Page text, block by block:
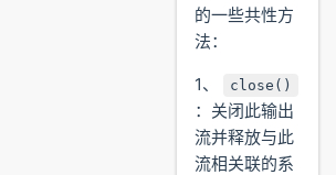
的一些共性方
法：
1、 close()
：关闭此输出
流并释放与此
流相关联的系